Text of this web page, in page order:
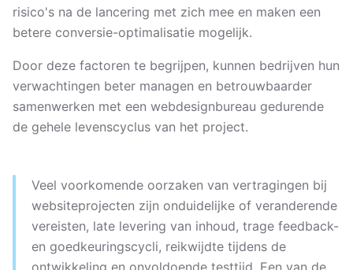
risico's na de lancering met zich mee en maken een
betere conversie-optimalisatie mogelijk.
Door deze factoren te begrijpen, kunnen bedrijven hun
verwachtingen beter managen en betrouwbaarder
samenwerken met een webdesignbureau gedurende
de gehele levenscyclus van het project.
Veel voorkomende oorzaken van vertragingen bij
websiteprojecten zijn onduidelijke of veranderende
vereisten, late levering van inhoud, trage feedback-
en goedkeuringscycli, reikwijdte tijdens de
ontwikkeling en onvoldoende testtijd. Een van de